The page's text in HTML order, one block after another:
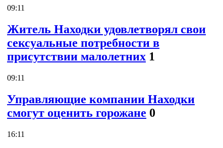
09:11
Житель Находки удовлетворял свои
сексуальные потребности в
присутствии малолетних 1
09:11
Управляющие компании Находки
смогут оценить горожане 0
16:11